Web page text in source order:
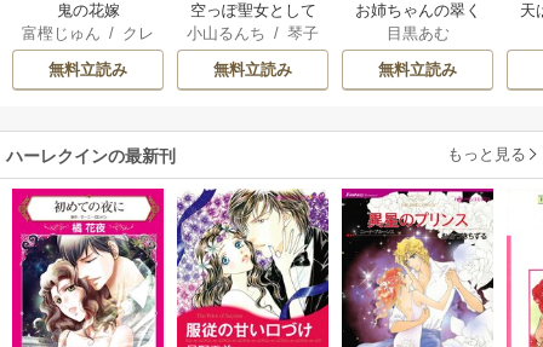
鬼の花嫁
富樫じゅん / クレ
ハ
無料立読み
空っぽ聖女として
捨てられたはず
が、嫁ぎ先の皇帝
陛下に溺愛されて
小山るんち /琴子
無料立読み
お姉ちゃんの翠く
ん
目黒あむ
無料立読み
天
ハーレクインの最新刊 もっと見る